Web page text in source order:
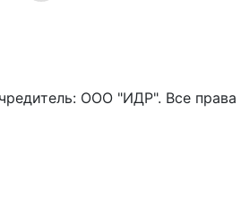
ООО "ИДР". Все права